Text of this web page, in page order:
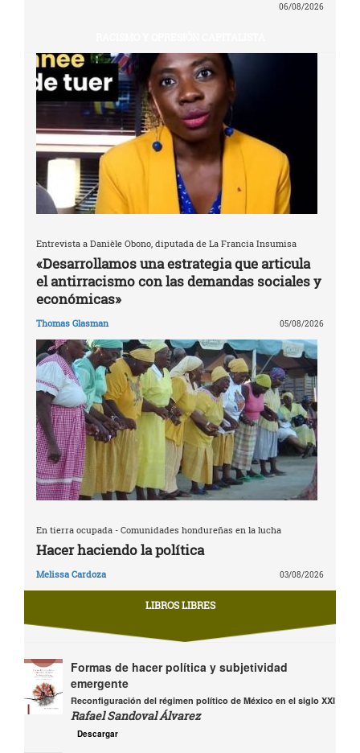
06/08/2026
Entrevista a Danièle Obono, diputada de La Francia Insumisa
«Desarrollamos una estrategia que articula
el antirracismo con las demandas sociales y
económicas»
Thomas Glasman 05/08/2026
En tierra ocupada - Comunidades hondureñas en la lucha
Hacer haciendo la política
Melissa Cardoza 03/08/2026
LIBROS LIBRES
Formas de hacer política y subjetividad
emergente
Reconfiguración del régimen político de México en el siglo XXI
Rafael Sandoval Álvarez
Descargar